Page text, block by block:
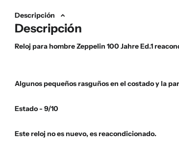
Descripción
Descripción
Reloj para hombre Zeppelin 100 Jahre Ed.1
Algunos pequeños rasguños en el costado y la
Estado - 9/10
Este reloj no es nuevo, es reacondicionado.